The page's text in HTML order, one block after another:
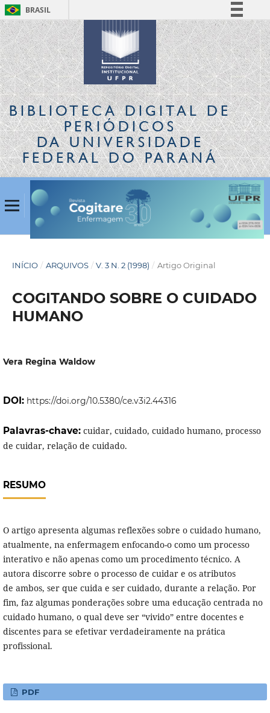
BRASIL
Simplifique!
Comunica BR
Participe
Acesso à informação
Legislação
Canais
BIBLIOTECA DIGITALDE
PERIÓDICOS
DA UNIVERSIDADE
FEDERAL DO PARANÁ
INÍCIO / ARQUIVOS / V. 3 N. 2 (1998) / Artigo Original
COGITANDO SOBRE O CUIDADO
HUMANO
Vera Regina Waldow
DOI: https://doi.org/10.5380/ce.v3i2.44316
Palavras-chave: cuidar, cuidado, cuidado humano, processo
de cuidar, relação de cuidado.
RESUMO
O artigo apresenta algumas reflexões sobre o cuidado humano,
atualmente, na enfermagem enfocando-o como um processo
interativo e não apenas como um procedimento técnico. A
autora discorre sobre o processo de cuidar e os atributos
de ambos, ser que cuida e ser cuidado, durante a relação. Por
fim, faz algumas ponderações sobre uma educação centrada no
cuidado humano, o qual deve ser “vivido” entre docentes e
discentes para se efetivar verdadeiramente na prática
profissional.
PDF